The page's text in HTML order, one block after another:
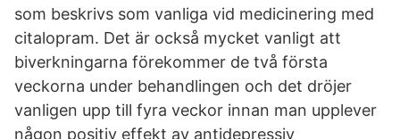
som beskrivs som vanliga vid medicinering med
citalopram. Det är också mycket vanligt att
biverkningarna förekommer de två första
veckorna under behandlingen och det dröjer
vanligen upp till fyra veckor innan man upplever
någon positiv effekt av antidepressiv